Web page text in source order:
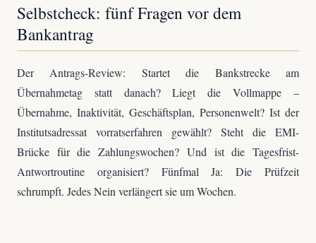
Selbstcheck: fünf Fragen vor dem
Bankantrag
Der Antrags-Review: Startet die Bankstrecke am
Übernahmetag statt danach? Liegt die Vollmappe –
Übernahme, Inaktivität, Geschäftsplan, Personenwelt? Ist der
Institutsadressat vorratserfahren gewählt? Steht die EMI-
Brücke für die Zahlungswochen? Und ist die Tagesfrist-
Antwortroutine organisiert? Fünfmal Ja: Die Prüfzeit
schrumpft. Jedes Nein verlängert sie um Wochen.